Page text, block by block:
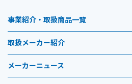
事業紹介・取扱商品一覧
取扱メーカー紹介
メーカーニュース